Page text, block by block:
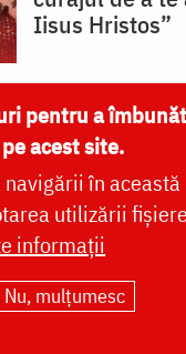
Iisus Hristos”
Florentina
(Video) Unde
închina la
Olimpiada?
pentru a
acest site.
în
utilizării
informații
Nu, mulțumesc